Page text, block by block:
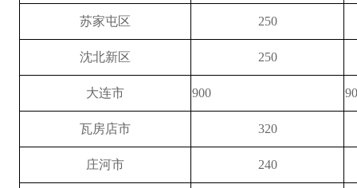
苏家屯区 250
沈北新区 250
大连市 900
瓦房店市 320
庄河市 240